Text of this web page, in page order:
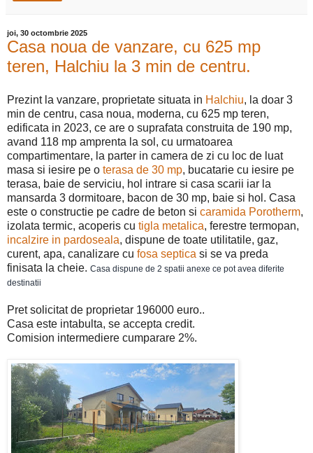
joi, 30 octombrie 2025
Casa noua de vanzare, cu 625 mp
teren, Halchiu la 3 min de centru.
Prezint la vanzare, proprietate situata in Halchiu, la doar 3
min de centru, casa noua, moderna, cu 625 mp teren,
edificata in 2023, ce are o suprafata construita de 190 mp,
avand 118 mp amprenta la sol, cu urmatoarea
compartimentare, la parter in camera de zi cu loc de luat
masa si iesire pe o terasa de 30 mp, bucatarie cu iesire pe
terasa, baie de serviciu, hol intrare si casa scarii iar la
mansarda 3 dormitoare, bacon de 30 mp, baie si hol. Casa
este o constructie pe cadre de beton si caramida Porotherm,
izolata termic, acoperis cu tigla metalica, ferestre termopan,
incalzire in pardoseala, dispune de toate utilitatile, gaz,
curent, apa, canalizare cu fosa septica si se va preda
finisata la cheie. Casa dispune de 2 spatii anexe ce pot avea diferite
destinatii
Pret solicitat de proprietar 196000 euro..
Casa este intabulta, se accepta credit.
Comision intermediere cumparare 2%.